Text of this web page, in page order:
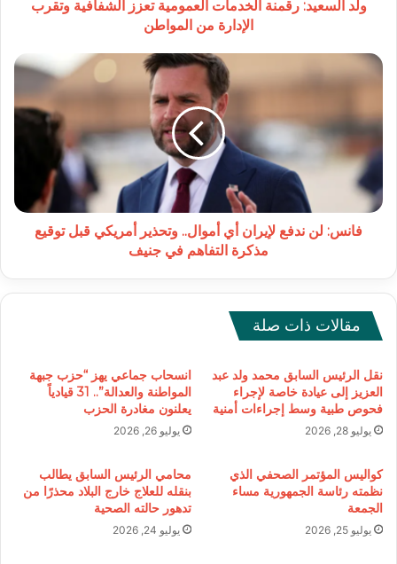
ولد السعيد: رقمنة الخدمات العمومية تعزز الشفافية وتقرب
الإدارة من المواطن
فانس:
لإيران
أموال..
وتحذير
أمريكي
قبل
توقيعفانس: لن ندفع لإيران أي أموال.. وتحذير أمريكي قبل توقيع
مذكرة التفاهم في جنيف
مقالات ذات صلة
نقل الرئيس السابق محمد ولد عبد
العزيز إلى عيادة خاصة لإجراء
فحوص طبية وسط إجراءات أمنية
يوليو 28, 2026
انسحاب جماعي يهز “حزب جبهة
المواطنة والعدالة”.. 31 قيادياً
يعلنون مغادرة الحزب
يوليو 26, 2026
كواليس المؤتمر الصحفي الذي
نظمته رئاسة الجمهورية مساء
الجمعة
يوليو 25, 2026
محامي الرئيس السابق يطالب
بنقله للعلاج خارج البلاد محذرًا من
تدهور حالته الصحية
يوليو 24, 2026